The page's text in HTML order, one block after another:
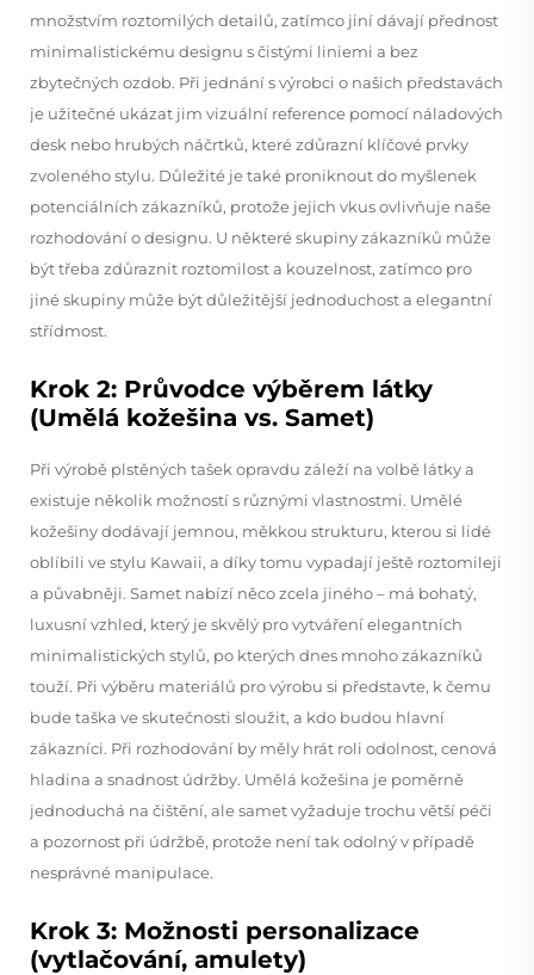
množstvím roztomilých detailů, zatímco jiní dávají přednost
minimalistickému designu s čistými liniemi a bez
zbytečných ozdob. Při jednání s výrobci o našich představách
je užitečné ukázat jim vizuální reference pomocí náladových
desk nebo hrubých náčrtků, které zdůrazní klíčové prvky
zvoleného stylu. Důležité je také proniknout do myšlenek
potenciálních zákazníků, protože jejich vkus ovlivňuje naše
rozhodování o designu. U některé skupiny zákazníků může
být třeba zdůraznit roztomilost a kouzelnost, zatímco pro
jiné skupiny může být důležitější jednoduchost a elegantní
střídmost.
Krok 2: Průvodce výběrem látky
(Umělá kožešina vs. Samet)
Při výrobě plstěných tašek opravdu záleží na volbě látky a
existuje několik možností s různými vlastnostmi. Umělé
kožešiny dodávají jemnou, měkkou strukturu, kterou si lidé
oblíbili ve stylu Kawaii, a díky tomu vypadají ještě roztomileji
a půvabněji. Samet nabízí něco zcela jiného – má bohatý,
luxusní vzhled, který je skvělý pro vytváření elegantních
minimalistických stylů, po kterých dnes mnoho zákazníků
touží. Při výběru materiálů pro výrobu si představte, k čemu
bude taška ve skutečnosti sloužit, a kdo budou hlavní
zákazníci. Při rozhodování by měly hrát roli odolnost, cenová
hladina a snadnost údržby. Umělá kožešina je poměrně
jednoduchá na čištění, ale samet vyžaduje trochu větší péči
a pozornost při údržbě, protože není tak odolný v případě
nesprávné manipulace.
Krok 3: Možnosti personalizace
(vytlačování, amulety)